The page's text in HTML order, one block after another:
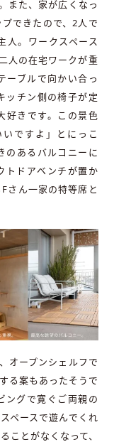
また、家が広くなっ
できたので、2人で
人。ワークスペース
人の在宅ワークが重
ーブルで向かい合っ
ッチン側の椅子が定
好きです。この景色
ですよ」とにっこ
のあるバルコニーに
トドアベンチが置か
さん一家の特等席と
オープンシェルフで
る案もあったそうで
ングで寛ぐご両親の
ペースで遊んでくれ
ことがなくなって、